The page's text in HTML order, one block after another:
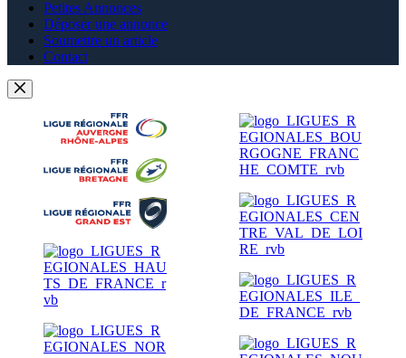
Petites Annonces
Déposer une annonce
Soumettre un article
Contact